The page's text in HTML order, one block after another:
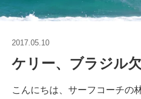
2017.05.10
ケリー、ブラジル
こんにちは、サーフコーチの